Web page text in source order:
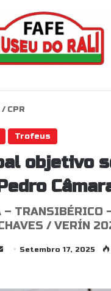
/ CPR
Trofeus
objetivo
– TRANSIBÉRICO
/ VERÍN
SendSetembro 17, 2025